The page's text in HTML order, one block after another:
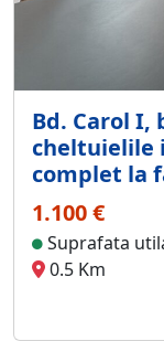
Bd. Carol
cheltuielile
complet la
1.100 €
Suprafata
0.5 Km